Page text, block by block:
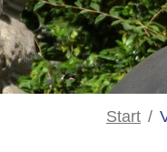
Start